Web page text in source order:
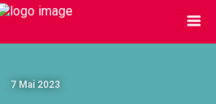
7 Mai 2023